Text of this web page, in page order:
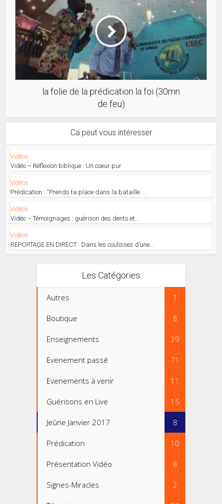
la folie de la prédication la foi (30mn
de feu)
Ca peut vous intéresser
Vidéos
Vidéo – Réflexion biblique : Un coeur pur
Vidéos
Prédication : “Prends ta place dans la bataille ...
Vidéos
Vidéo – Témoignages : guérison des dents et...
Vidéos
REPORTAGE EN DIRECT : Dans les coulisses d’une...
Les Catégories
Autres 1
Boutique 8
Enseignements 39
Evenement passé 71
Evenements à venir 11
Guérisons en Live 15
Jeûne Janvier 2017 8
Prédication 10
Présentation Vidéo 8
Signes-Miracles 2